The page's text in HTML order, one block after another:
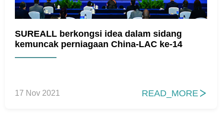
SUREALL berkongsi idea dalam sidang
kemuncak perniagaan China-LAC ke-14
17 Nov 2021 READ_MORE 